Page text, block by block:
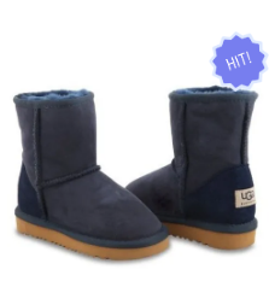
HIT